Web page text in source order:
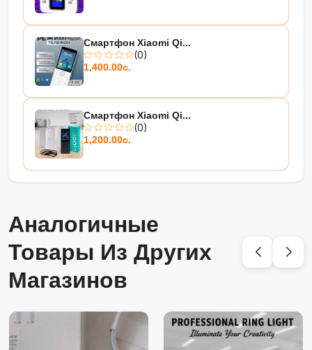
Смартфон Xiaomi Qi...
(0)
1,400.00с.
Смартфон Xiaomi Qi...
(0)
1,200.00с.
Аналогичные
Товары Из Других
Магазинов